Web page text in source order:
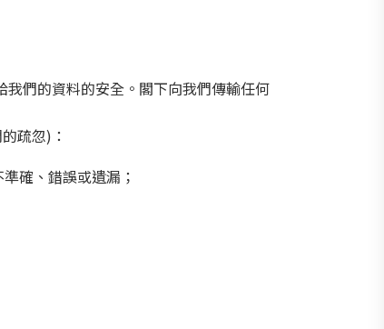
們的資料的安全。閣下向我們傳輸任何
疏忽)：
確、錯誤或遺漏；